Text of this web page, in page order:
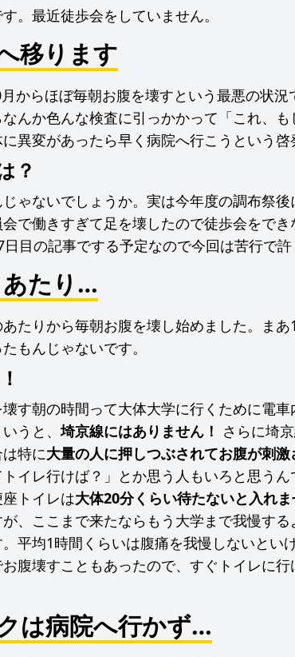
。最近徒歩会をしていません。
移ります
からほぼ毎朝お腹を壊すという最悪の状
んか色んな検査に引っかかって「これ、
異変があったら早く病院へ行こうという啓
？
ゃないでしょうか。実は今年度の調布祭
で働きすぎて足を壊したので徒歩会をで
目の記事でする予定なので今回は苦行で許
たり…
たりから毎朝お腹を壊し始めました。まあ
もんじゃないです。
す朝の時間って大体大学に行くために電
いうと、埼京線にはありません！ さらに埼
特に大量の人に押しつぶされてお腹が刺激
イレ行けば？」とか思う人もいろと思う
トイレは大体20分くらい待たないと入れま
、ここまで来たならもう大学まで我慢す
平均1時間くらいは腹痛を我慢しないとい
腹壊すこともあったので、すぐトイレに
は病院へ行かず…